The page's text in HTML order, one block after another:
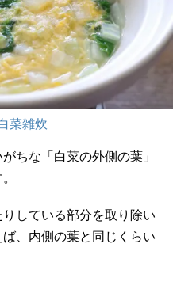
菜雑炊
ちな「白菜の外側の葉」
している部分を取り除い
、内側の葉と同じくらい